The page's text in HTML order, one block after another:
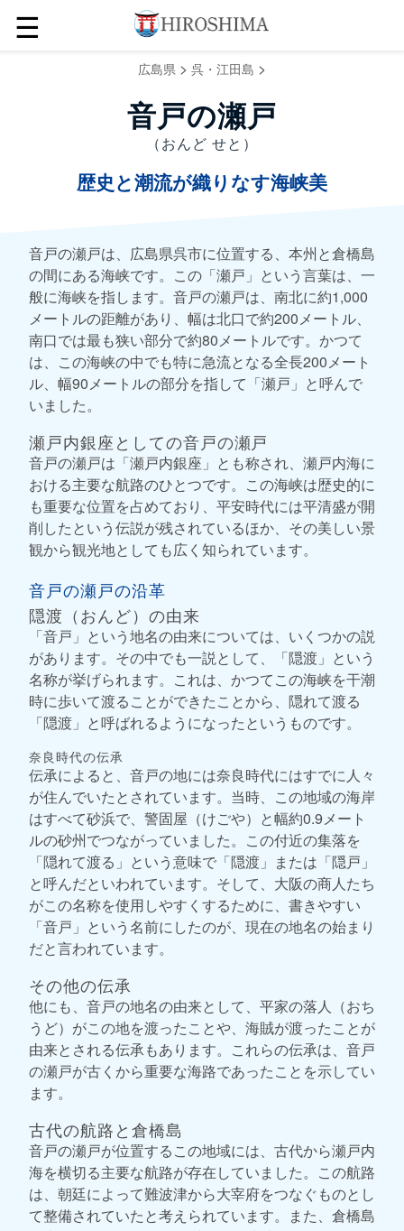
☰
広島県 > 呉・江田島 >
音戸の瀬戸
（おんど せと）
歴史と潮流が織りなす海峡美
音戸の瀬戸は、広島県呉市に位置する、本州と倉橋島
の間にある海峡です。この「瀬戸」という言葉は、一
般に海峡を指します。音戸の瀬戸は、南北に約1,000
メートルの距離があり、幅は北口で約200メートル、
南口では最も狭い部分で約80メートルです。かつて
は、この海峡の中でも特に急流となる全長200メート
ル、幅90メートルの部分を指して「瀬戸」と呼んで
いました。
瀬戸内銀座としての音戸の瀬戸
音戸の瀬戸は「瀬戸内銀座」とも称され、瀬戸内海に
おける主要な航路のひとつです。この海峡は歴史的に
も重要な位置を占めており、平安時代には平清盛が開
削したという伝説が残されているほか、その美しい景
観から観光地としても広く知られています。
音戸の瀬戸の沿革
隠渡（おんど）の由来
「音戸」という地名の由来については、いくつかの説
があります。その中でも一説として、「隠渡」という
名称が挙げられます。これは、かつてこの海峡を干潮
時に歩いて渡ることができたことから、隠れて渡る
「隠渡」と呼ばれるようになったというものです。
奈良時代の伝承
伝承によると、音戸の地には奈良時代にはすでに人々
が住んでいたとされています。当時、この地域の海岸
はすべて砂浜で、警固屋（けごや）と幅約0.9メート
ルの砂州でつながっていました。この付近の集落を
「隠れて渡る」という意味で「隠渡」または「隠戸」
と呼んだといわれています。そして、大阪の商人たち
がこの名称を使用しやすくするために、書きやすい
「音戸」という名前にしたのが、現在の地名の始まり
だと言われています。
その他の伝承
他にも、音戸の地名の由来として、平家の落人（おち
うど）がこの地を渡ったことや、海賊が渡ったことが
由来とされる伝承もあります。これらの伝承は、音戸
の瀬戸が古くから重要な海路であったことを示してい
ます。
古代の航路と倉橋島
音戸の瀬戸が位置するこの地域には、古代から瀬戸内
海を横切る主要な航路が存在していました。この航路
は、朝廷によって難波津から大宰府をつなぐものとし
て整備されていたと考えられています。また、倉橋島